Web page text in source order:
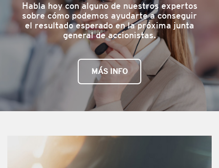
Habla hoy con alguno de nuestros expertos
sobre cómo podemos ayudarte a conseguir
el resultado esperado en la próxima junta
general de accionistas.
MÁS INFO